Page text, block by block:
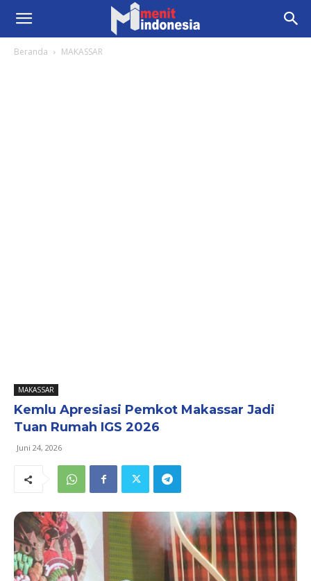
Beranda MAKASSAR
MAKASSAR
Kemlu Apresiasi Pemkot Makassar Jadi
Tuan Rumah IGS 2026
Juni 24, 2026